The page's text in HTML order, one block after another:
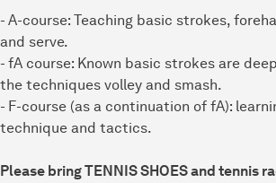
- A-course: Teaching basic strokes,
and serve.
- fA course: Known basic strokes are
the techniques volley and smash.
- F-course (as a continuation of fA):
technique and tactics.
Please bring TENNIS SHOES and tennis